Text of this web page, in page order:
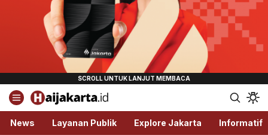
Haijakarta.id
Semua Tentang Jakarta Ada Disini!
News Layanan Publik Explore Jakarta Informatif